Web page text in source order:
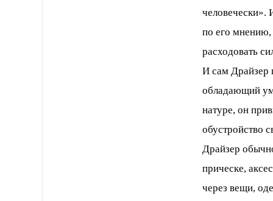
человечески».
по его мнению,
расходовать
И сам Драйзер
обладающий
натуре, он
обустройство
Драйзер
прическе,
через вещи,